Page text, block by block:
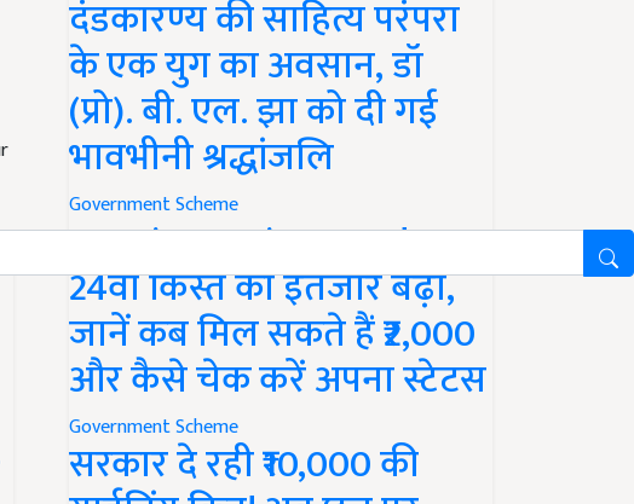
दंडकारण्य की साहित्य परंपरा
के एक युग का अवसान, डॉ
(प्रो). बी. एल. झा को दी गई
भावभीनी श्रद्धांजलि
Government Scheme
PM Kisan Yojana Update:
24वीं किस्त का इंतजार बढ़ा,
जानें कब मिल सकते हैं ₹2,000
और कैसे चेक करें अपना स्टेटस
Government Scheme
सरकार दे रही ₹10,000 की